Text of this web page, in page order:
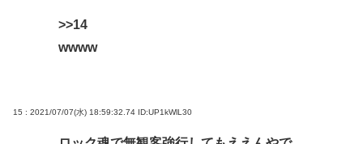
>>14
wwww
15 : 2021/07/07(水) 18:59:32.74 ID:UP1kWlL30